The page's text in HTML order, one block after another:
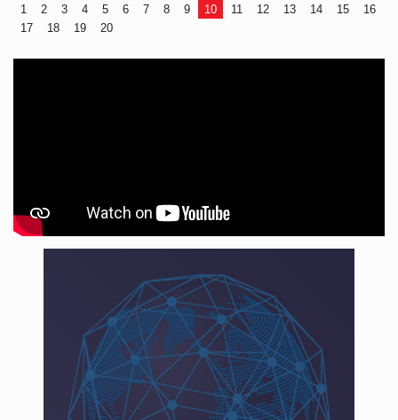
1 2 3 4 5 6 7 8 9 10 11 12 13 14 15
16
17
18 19 20